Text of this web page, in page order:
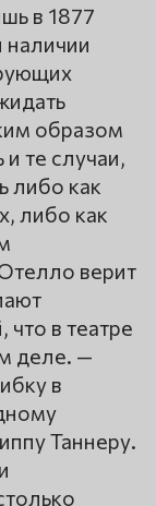
в 1877
наличии
образом
те случаи,
либо как
либо как
верит
в театре
деле. —
в
Таннеру.